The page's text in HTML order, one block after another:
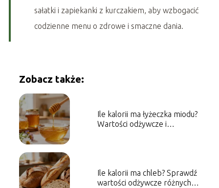
sałatki i zapiekanki z kurczakiem, aby wzbogacić
codzienne menu o zdrowe i smaczne dania.
Zobacz także:
Ile kalorii ma łyżeczka miodu?
Wartości odżywcze i
Ile kalorii ma chleb? Sprawdź
wartości odżywcze różnych